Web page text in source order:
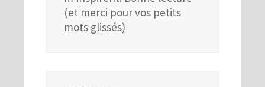
(et merci pour vos petits
mots glissés)